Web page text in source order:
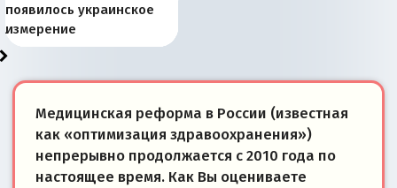
Запада рассказала о
«переобувании» хозяев
перемены: 15 шагов к
суверенной экономике
Европы
сбрасывать балласт
Анкориджа
года: первые уступки во
внутренней политике
сегодня
Варшаве не поможет её
отношениям с Россией?
современной истории
Южной Осетии
появилось украинское
измерение
Медицинская реформа в России (известная
как «оптимизация здравоохранения»)
непрерывно продолжается с 2010 года по
настоящее время. Как Вы оцениваете